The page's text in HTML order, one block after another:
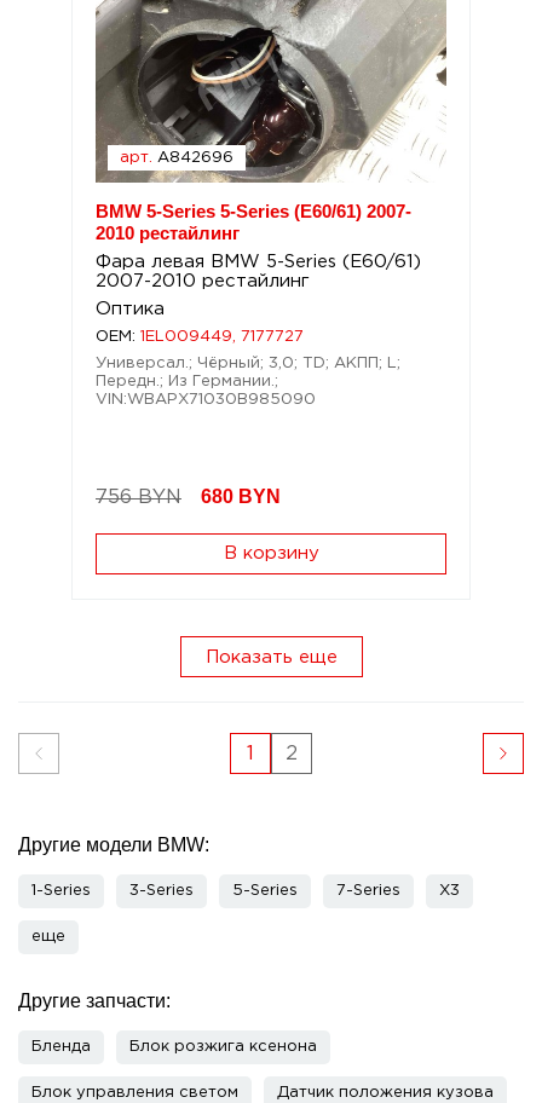
арт. A842696
BMW 5-Series 5-Series (E60/61) 2007-
2010 рестайлинг
Фара левая BMW 5-Series (E60/61)
2007-2010 рестайлинг
Оптика
OEM: 1EL009449, 7177727
Универсал.; Чёрный; 3,0; TD; АКПП; L;
Передн.; Из Германии.;
VIN:WBAPX71030B985090
756 BYN 680 BYN
В корзину
Показать еще
1 2
Другие модели BMW:
1-Series 3-Series 5-Series 7-Series X3
еще
Другие запчасти:
Бленда Блок розжига ксенона
Блок управления светом Датчик положения кузова